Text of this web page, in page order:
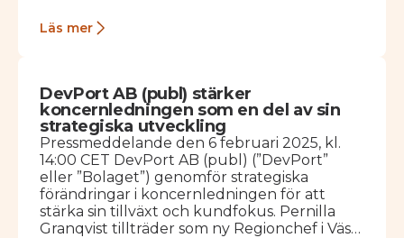
Läs mer
DevPort AB (publ) stärker
koncernledningen som en del av sin
strategiska utveckling
Pressmeddelande den 6 februari 2025, kl.
14:00 CET DevPort AB (publ) (”DevPort”
eller ”Bolaget”) genomför strategiska
förändringar i koncernledningen för att
stärka sin tillväxt och kundfokus. Pernilla
Granqvist tillträder som ny Regionchef i Väst,